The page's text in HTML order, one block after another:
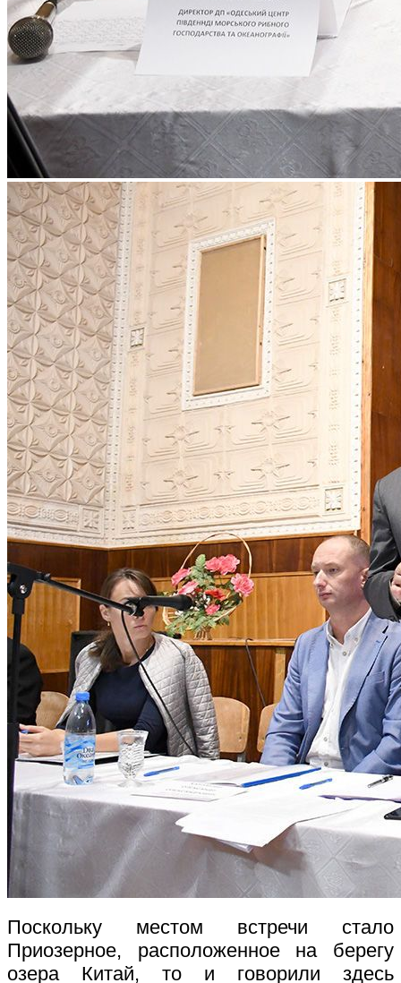
Поскольку местом встречи стало
Приозерное, расположенное на берегу
озера Китай, то и говорили здесь